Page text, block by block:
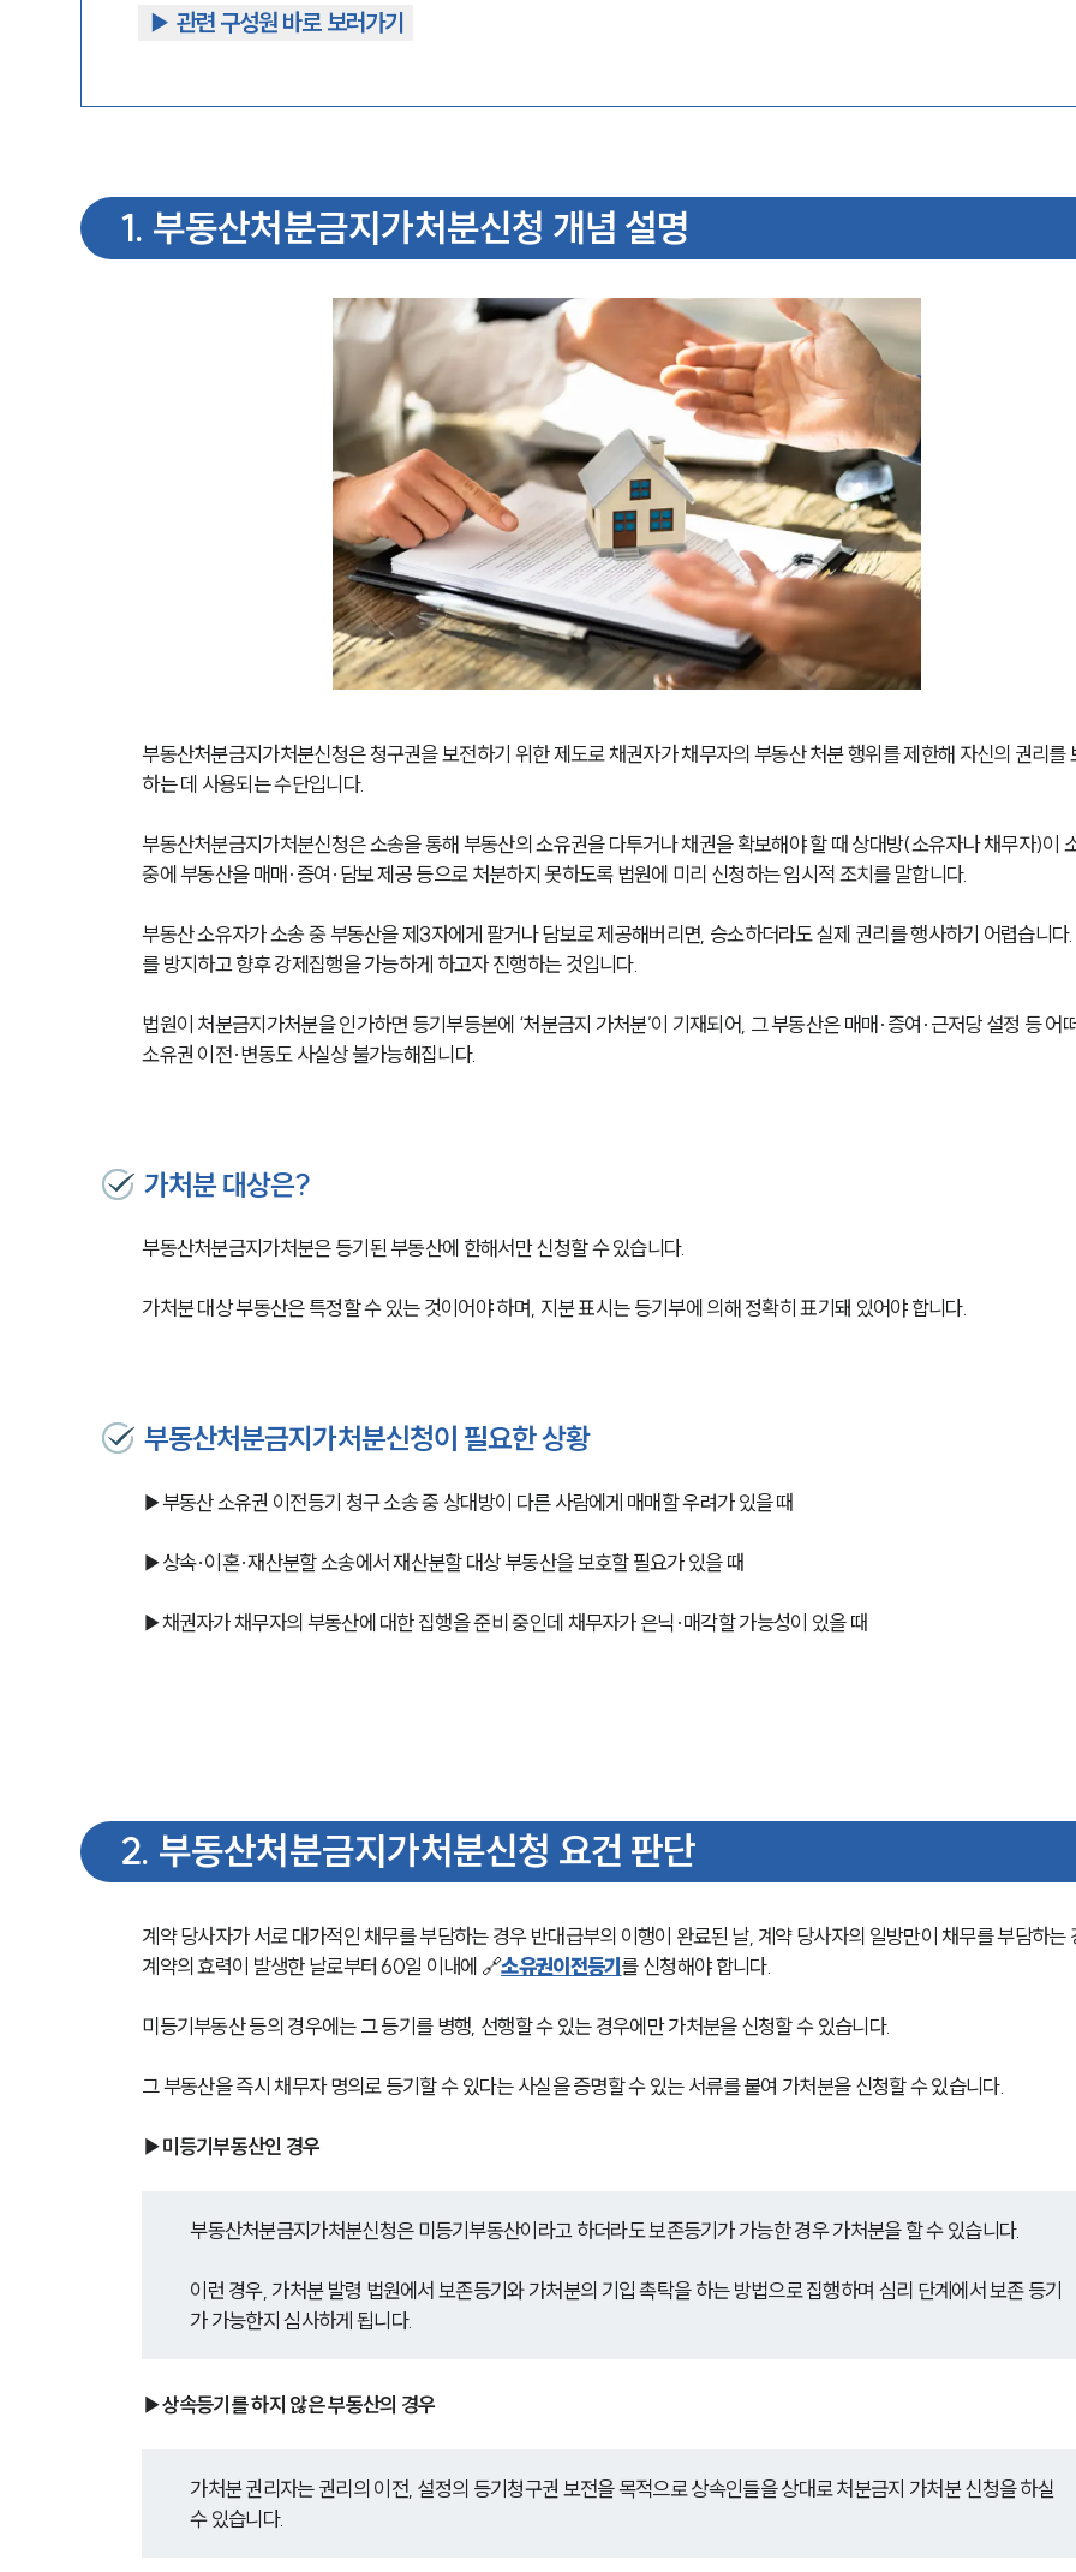
▶︎ 관련 구성원 바로 보러가기
1. 부동산처분금지가처분신청 개념 설명
부동산처분금지가처분신청은 청구권을 보전하기 위한 제도로 채권자가 채무자의 부동산 처분 행위를 제한해 자신의 권리를
하는 데 사용되는 수단입니다.
부동산처분금지가처분신청은 소송을 통해 부동산의 소유권을 다투거나 채권을 확보해야 할 때 상대방(소유자나 채무자)이
중에 부동산을 매매·증여·담보 제공 등으로 처분하지 못하도록 법원에 미리 신청하는 임시적 조치를 말합니다.
부동산 소유자가 소송 중 부동산을 제3자에게 팔거나 담보로 제공해버리면, 승소하더라도 실제 권리를 행사하기 어렵습니다.
를 방지하고 향후 강제집행을 가능하게 하고자 진행하는 것입니다.
법원이 처분금지가처분을 인가하면 등기부등본에 ‘처분금지 가처분’이 기재되어, 그 부동산은 매매·증여·근저당 설정 등 어
소유권 이전·변동도 사실상 불가능해집니다.
가처분 대상은?
부동산처분금지가처분은 등기된 부동산에 한해서만 신청할 수 있습니다.
가처분 대상 부동산은 특정할 수 있는 것이어야 하며, 지분 표시는 등기부에 의해 정확히 표기돼 있어야 합니다.
부동산처분금지가처분신청이 필요한 상황
▶부동산 소유권 이전등기 청구 소송 중 상대방이 다른 사람에게 매매할 우려가 있을 때
▶상속·이혼·재산분할 소송에서 재산분할 대상 부동산을 보호할 필요가 있을 때
▶채권자가 채무자의 부동산에 대한 집행을 준비 중인데 채무자가 은닉·매각할 가능성이 있을 때
2. 부동산처분금지가처분신청 요건 판단
계약 당사자가 서로 대가적인 채무를 부담하는 경우 반대급부의 이행이 완료된 날, 계약 당사자의 일방만이 채무를 부담하는
계약의 효력이 발생한 날로부터 60일 이내에 🔗소유권이전등기 를 신청해야 합니다.
미등기부동산 등의 경우에는 그 등기를 병행, 선행할 수 있는 경우에만 가처분을 신청할 수 있습니다.
그 부동산을 즉시 채무자 명의로 등기할 수 있다는 사실을 증명할 수 있는 서류를 붙여 가처분을 신청할 수 있습니다.
▶미등기부동산인 경우
부동산처분금지가처분신청은 미등기부동산이라고 하더라도 보존등기가 가능한 경우 가처분을 할 수 있습니다.
이런 경우, 가처분 발령 법원에서 보존등기와 가처분의 기입 촉탁을 하는 방법으로 집행하며 심리 단계에서 보존 등기
가 가능한지 심사하게 됩니다.
▶상속등기를 하지 않은 부동산의 경우
가처분 권리자는 권리의 이전, 설정의 등기청구권 보전을 목적으로 상속인들을 상대로 처분금지 가처분 신청을 하실
수 있습니다.